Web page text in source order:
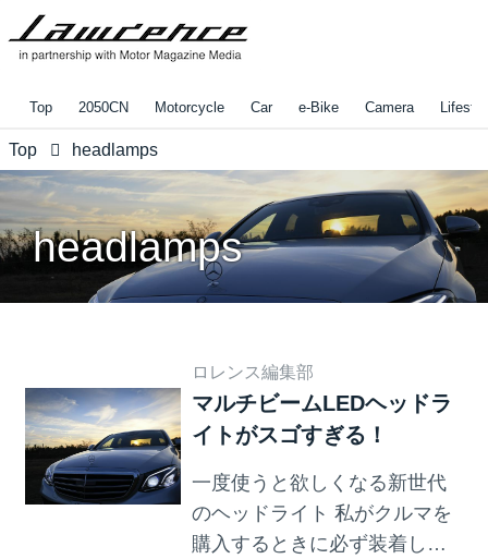
Top 2050CN Motorcycle Car e-Bike Camera
Top headlamps
headlamps
ロレンス編集部
マルチビームLEDヘッドラ
イトがスゴすぎる！
一度使うと欲しくなる新世代
のヘッドライト 私がクルマを
購入するときに必ず装着した